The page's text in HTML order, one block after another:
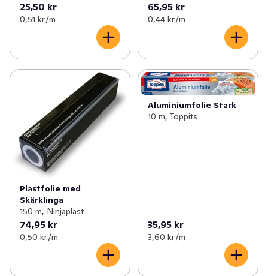
25,50 kr
0,51 kr /m
65,95 kr
0,44 kr /m
Plastfolie med
Skärklinga
150 m, Ninjaplast
74,95 kr
0,50 kr /m
Aluminiumfolie Stark
10 m, Toppits
35,95 kr
3,60 kr /m